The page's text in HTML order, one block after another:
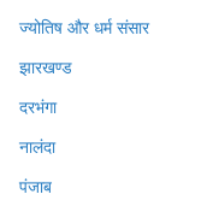
ज्योतिष और धर्म संसार
झारखण्ड
दरभंगा
नालंदा
पंजाब